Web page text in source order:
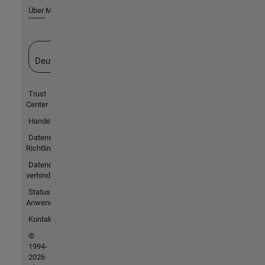
Über MathWorks
Deutschland
Trust
Center
Handelsmarken
Datenschutz-
Richtlinien
Datendiebstahl
verhindern
Status von
Anwendungen
Kontakt
©
1994-
2026